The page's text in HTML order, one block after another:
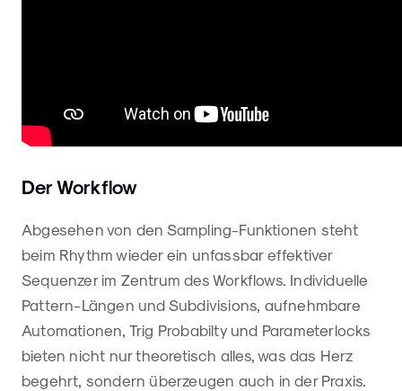
Der Workflow
Abgesehen von den Sampling-Funktionen steht
beim Rhythm wieder ein unfassbar effektiver
Sequenzer im Zentrum des Workflows. Individuelle
Pattern-Längen und Subdivisions, aufnehmbare
Automationen, Trig Probabilty und Parameterlocks
bieten nicht nur theoretisch alles, was das Herz
begehrt, sondern überzeugen auch in der Praxis.